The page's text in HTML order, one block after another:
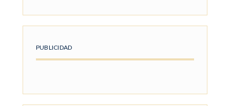
PUBLICIDAD